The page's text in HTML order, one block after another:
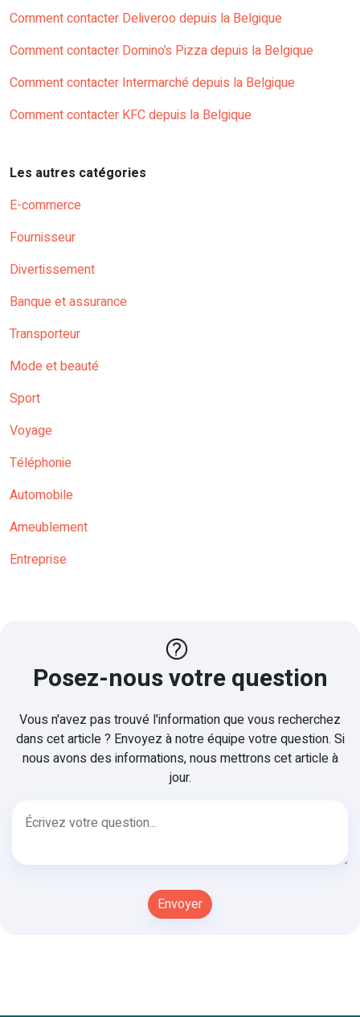
Comment contacter Deliveroo depuis la Belgique
Comment contacter Domino’s Pizza depuis la Belgique
Comment contacter Intermarché depuis la Belgique
Comment contacter KFC depuis la Belgique
Les autres catégories
E-commerce
Fournisseur
Divertissement
Banque et assurance
Transporteur
Mode et beauté
Sport
Voyage
Téléphonie
Automobile
Ameublement
Entreprise
Posez-nous votre question
Vous n'avez pas trouvé l'information que vous recherchez
dans cet article ? Envoyez à notre équipe votre question. Si
nous avons des informations, nous mettrons cet article à
jour.